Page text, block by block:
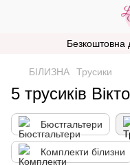
Безкоштовна
БІЛИЗНА Трусики
5 трусиків
Бюстгальтери
Комплекти білизни